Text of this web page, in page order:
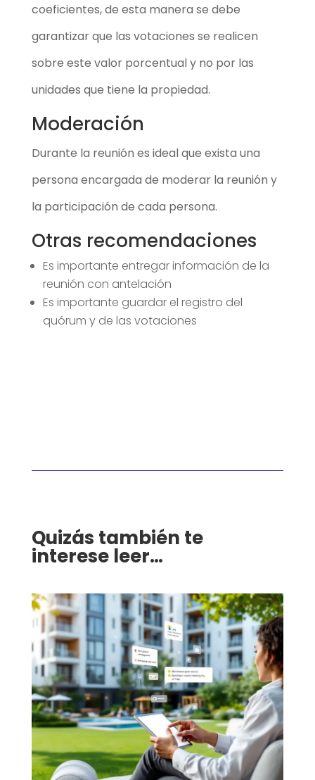
coeficientes, de esta manera se debe
garantizar que las votaciones se realicen
sobre este valor porcentual y no por las
unidades que tiene la propiedad.
Moderación
Durante la reunión es ideal que exista una
persona encargada de moderar la reunión y
la participación de cada persona.
Otras recomendaciones
Es importante entregar información de la
reunión con antelación
Es importante guardar el registro del
quórum y de las votaciones
Quizás también te
interese leer…